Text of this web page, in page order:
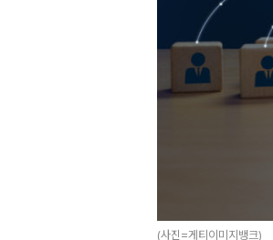
(사진=게티이미지뱅크)